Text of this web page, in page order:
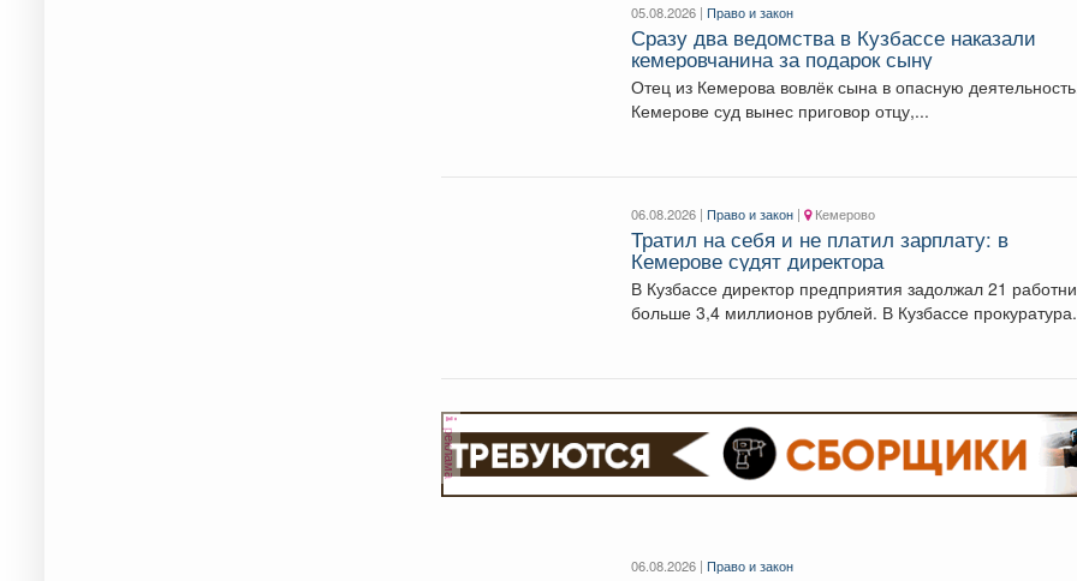
05.08.2026 |Право и закон
Сразу два ведомства в Кузбассе наказали
кемеровчанина за подарок сыну
Отец из Кемерова вовлёк сына в опасную деятельность.
Кемерове суд вынес приговор отцу,...
06.08.2026 |Право и закон | Кемерово
Тратил на себя и не платил зарплату: в
Кемерове судят директора
В Кузбассе директор предприятия задолжал 21
больше 3,4 миллионов рублей. В Кузбассе
реклама
06.08.2026 |Право и закон